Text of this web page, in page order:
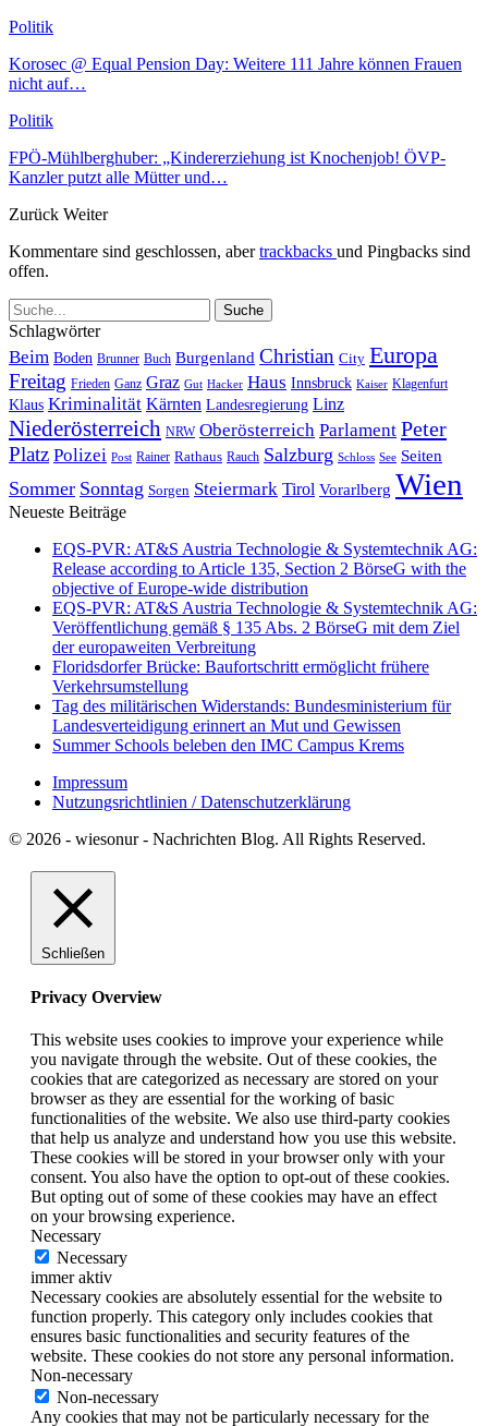
Politik
Korosec @ Equal Pension Day: Weitere 111 Jahre können Frauen
nicht auf…
Politik
FPÖ-Mühlberghuber: „Kindererziehung ist Knochenjob! ÖVP-
Kanzler putzt alle Mütter und…
Zurück Weiter
Kommentare sind geschlossen, abertrackbacks und Pingbacks sind
offen.
Schlagwörter
Beim Boden Brunner Buch Burgenland Christian City Europa
Freitag Frieden Ganz Graz Gut Hacker Haus Innsbruck Kaiser Klagenfurt
Klaus Kriminalität Kärnten Landesregierung Linz
Niederösterreich NRW Oberösterreich Parlament Peter
Platz Polizei Post Rainer Rathaus Rauch Salzburg Schloss See Seiten
Sommer Sonntag Sorgen Steiermark Tirol Vorarlberg Wien
Neueste Beiträge
EQS-PVR: AT&S Austria Technologie & Systemtechnik AG:
Release according to Article 135, Section 2 BörseG with the
objective of Europe-wide distribution
EQS-PVR: AT&S Austria Technologie & Systemtechnik AG:
Veröffentlichung gemäß § 135 Abs. 2 BörseG mit dem Ziel
der europaweiten Verbreitung
Floridsdorfer Brücke: Baufortschritt ermöglicht frühere
Verkehrsumstellung
Tag des militärischen Widerstands: Bundesministerium für
Landesverteidigung erinnert an Mut und Gewissen
Summer Schools beleben den IMC Campus Krems
Impressum
Nutzungsrichtlinien / Datenschutzerklärung
© 2026 - wiesonur - Nachrichten Blog. All Rights Reserved.
Schließen
Privacy Overview
This website uses cookies to improve your experience while
you navigate through the website. Out of these cookies, the
cookies that are categorized as necessary are stored on your
browser as they are essential for the working of basic
functionalities of the website. We also use third-party cookies
that help us analyze and understand how you use this website.
These cookies will be stored in your browser only with your
consent. You also have the option to opt-out of these cookies.
But opting out of some of these cookies may have an effect
on your browsing experience.
Necessary
Necessary
immer aktiv
Necessary cookies are absolutely essential for the website to
function properly. This category only includes cookies that
ensures basic functionalities and security features of the
website. These cookies do not store any personal information.
Non-necessary
Non-necessary
Any cookies that may not be particularly necessary for the